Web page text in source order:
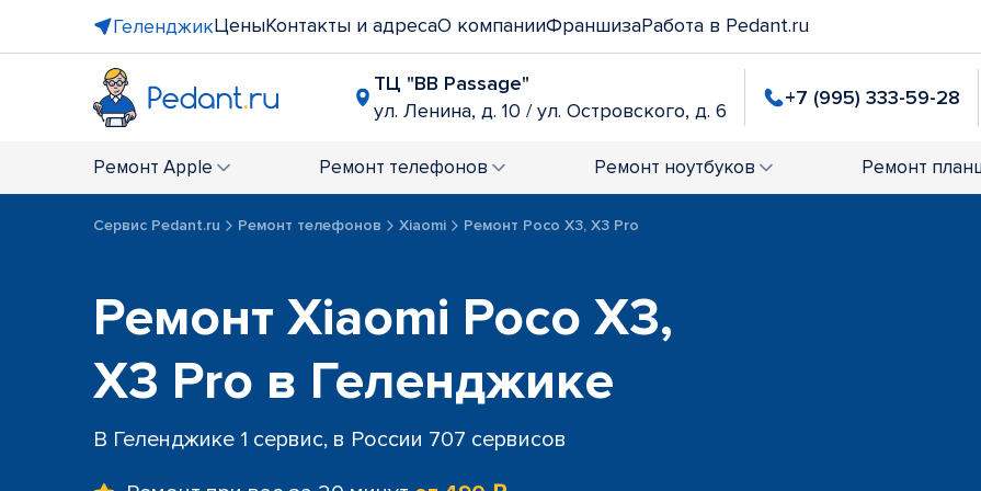
ГеленджикЦеныКонтакты и адресаО компанииФраншизаРабота в Pedant.ru
ТЦ "BB Passage"
ул. Ленина, д. 10 / ул. Островского, д. 6
+7 (995) 333-59-28
Ремонт Apple Ремонт телефонов Ремонт ноутбуков Ремонт
Сервис Pedant.ru Ремонт телефонов Xiaomi Ремонт Poco X3, X3 Pro
Ремонт Xiaomi Poco X3,
X3 Pro в Геленджике
В Геленджике 1 сервис, в России 707 сервисов